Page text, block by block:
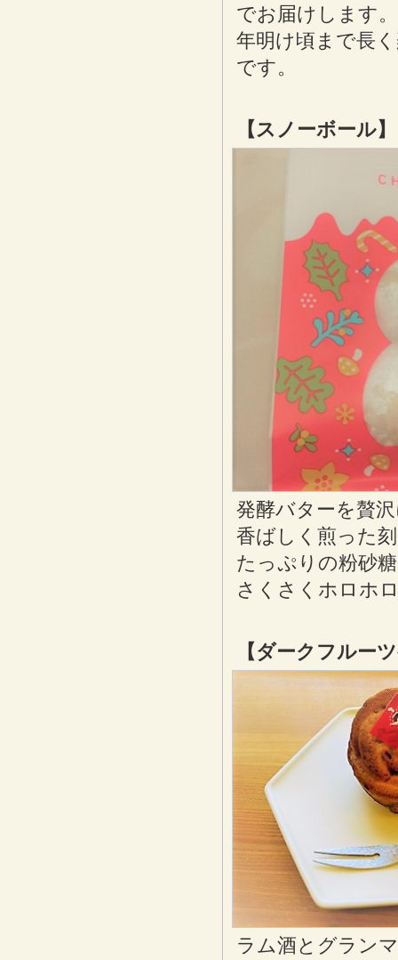
でお届けします。
年明け頃まで長
です。
【スノーボール
発酵バターを贅
香ばしく煎った
たっぷりの粉砂
さくさくホロホ
【ダークフルー
ラム酒とグラン